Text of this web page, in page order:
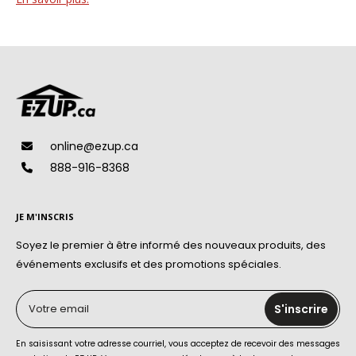
online@ezup.ca
888-916-8368
JE M'INSCRIS
Soyez le premier à être informé des nouveaux produits, des
événements exclusifs et des promotions spéciales.
Votre email S'inscrire
En saisissant votre adresse courriel, vous acceptez de recevoir des messages